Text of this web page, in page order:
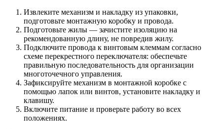
Извлеките механизм и накладку из упаковки,
подготовьте монтажную коробку и провода.
Подготовьте жилы — зачистите изоляцию на
рекомендованную длину, не повредив жилу.
Подключите провода к винтовым клеммам согласно
схеме перекрестного переключателя: обеспечьте
правильную последовательность для организации
многоточечного управления.
Зафиксируйте механизм в монтажной коробке с
помощью лапок или винтов, установите накладку и
клавишу.
Включите питание и проверьте работу во всех
положениях.